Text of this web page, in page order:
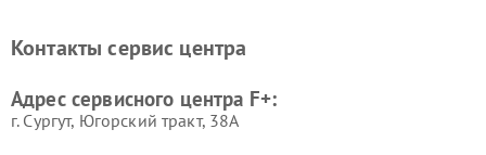
Контакты сервис центра
Адрес сервисного центра F+:
г. Сургут, Югорский тракт, 38А